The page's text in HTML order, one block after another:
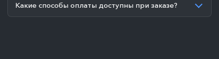
Какие способы оплаты доступны при заказе?